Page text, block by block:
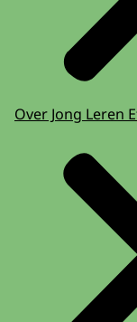
Over Jong Leren